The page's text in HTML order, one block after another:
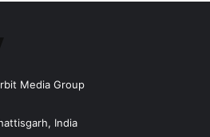
Media Group
India